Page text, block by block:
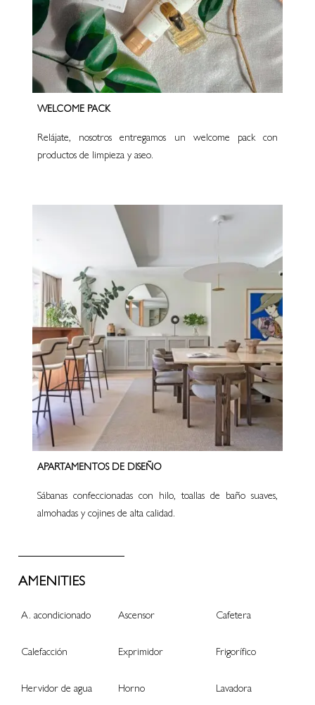
WELCOME PACK
Relájate, nosotros entregamos un welcome pack con
productos de limpieza y aseo.
APARTAMENTOS DE DISEÑO
Sábanas confeccionadas con hilo, toallas de baño suaves,
almohadas y cojines de alta calidad.
AMENITIES
A. acondicionado Ascensor Cafetera
Calefacción Exprimidor Frigorífico
Hervidor de agua Horno Lavadora